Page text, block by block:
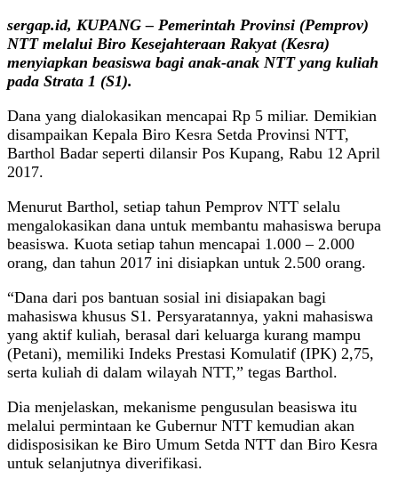
sergap.id, KUPANG – Pemerintah Provinsi (Pemprov)
NTT melalui Biro Kesejahteraan Rakyat (Kesra)
menyiapkan beasiswa bagi anak-anak NTT yang kuliah
pada Strata 1 (S1).
Dana yang dialokasikan mencapai Rp 5 miliar. Demikian
disampaikan Kepala Biro Kesra Setda Provinsi NTT,
Barthol Badar seperti dilansir Pos Kupang, Rabu 12 April
2017.
Menurut Barthol, setiap tahun Pemprov NTT selalu
mengalokasikan dana untuk membantu mahasiswa berupa
beasiswa. Kuota setiap tahun mencapai 1.000 – 2.000
orang, dan tahun 2017 ini disiapkan untuk 2.500 orang.
“Dana dari pos bantuan sosial ini disiapakan bagi
mahasiswa khusus S1. Persyaratannya, yakni mahasiswa
yang aktif kuliah, berasal dari keluarga kurang mampu
(Petani), memiliki Indeks Prestasi Komulatif (IPK) 2,75,
serta kuliah di dalam wilayah NTT,” tegas Barthol.
Dia menjelaskan, mekanisme pengusulan beasiswa itu
melalui permintaan ke Gubernur NTT kemudian akan
didisposisikan ke Biro Umum Setda NTT dan Biro Kesra
untuk selanjutnya diverifikasi.